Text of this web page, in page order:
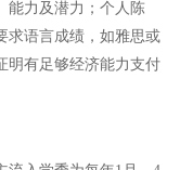
能力及潜力；个人陈
求语言成绩，如雅思或
明有足够经济能力支付